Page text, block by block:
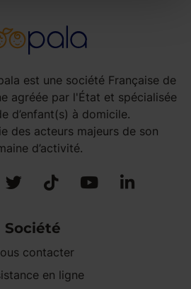
est une société Française de
agréée par l'État et spécialisée
d’enfant(s) à domicile.
des acteurs majeurs de son
d’activité.
Société
contacter
en ligne